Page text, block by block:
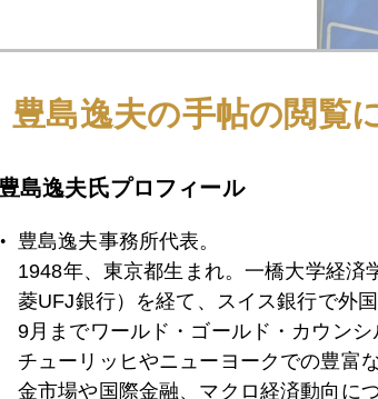
1月 2月 3月 4
豊島逸夫の手帖の閲覧
豊島逸夫氏プロフィール
豊島逸夫事務所代表。
1948年、東京都生まれ。一橋大学経済
菱UFJ銀行）を経て、スイス銀行で外
9月までワールド・ゴールド・カウン
チューリッヒやニューヨークでの豊富
金市場や国際金融、マクロ経済動向に